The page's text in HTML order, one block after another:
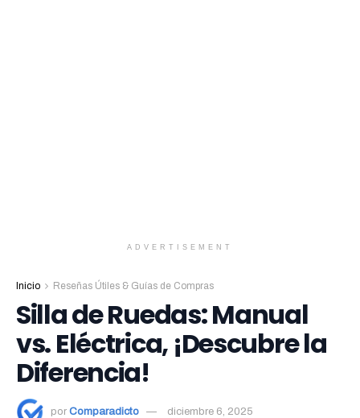
ADVERTISEMENT
Inicio Reseñas Útiles & Guías de Compras
Silla de Ruedas: Manual
vs. Eléctrica, ¡Descubre la
Diferencia!
por Comparadicto diciembre 6, 2025